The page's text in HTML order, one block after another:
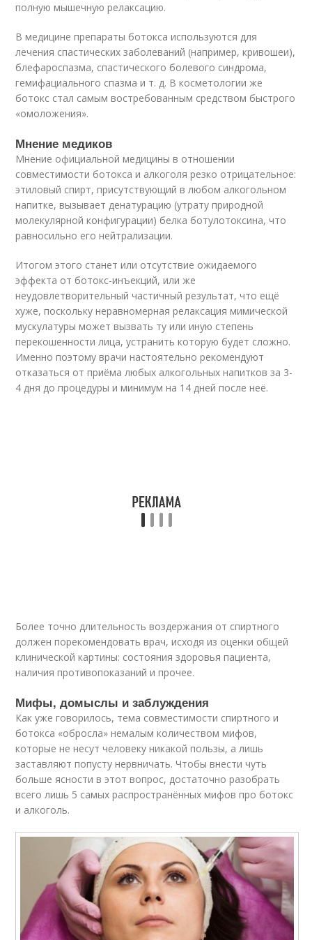
полную мышечную релаксацию.
В медицине препараты ботокса используются для
лечения спастических заболеваний (например, кривошеи),
блефароспазма, спастического болевого синдрома,
гемифациального спазма и т. д. В косметологии же
ботокс стал самым востребованным средством быстрого
«омоложения».
Мнение медиков
Мнение официальной медицины в отношении
совместимости ботокса и алкоголя резко отрицательное:
этиловый спирт, присутствующий в любом алкогольном
напитке, вызывает денатурацию (утрату природной
молекулярной конфигурации) белка ботулотоксина, что
равносильно его нейтрализации.
Итогом этого станет или отсутствие ожидаемого
эффекта от ботокс-инъекций, или же
неудовлетворительный частичный результат, что ещё
хуже, поскольку неравномерная релаксация мимической
мускулатуры может вызвать ту или иную степень
перекошенности лица, устранить которую будет сложно.
Именно поэтому врачи настоятельно рекомендуют
отказаться от приёма любых алкогольных напитков за 3-
4 дня до процедуры и минимум на 14 дней после неё.
Более точно длительность воздержания от спиртного
должен порекомендовать врач, исходя из оценки общей
клинической картины: состояния здоровья пациента,
наличия противопоказаний и прочее.
Мифы, домыслы и заблуждения
Как уже говорилось, тема совместимости спиртного и
ботокса «обросла» немалым количеством мифов,
которые не несут человеку никакой пользы, а лишь
заставляют попусту нервничать. Чтобы внести чуть
больше ясности в этот вопрос, достаточно разобрать
всего лишь 5 самых распространённых мифов про ботокс
и алкоголь.